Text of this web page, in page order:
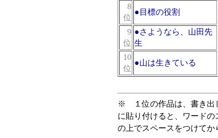
8
位
● 目標の役割
9
位
●さようなら、山田先
生
10
位
●山は生きている
※ １位の作品は、書き出
に貼り付けると、ワード
の上でスペースをつけてか